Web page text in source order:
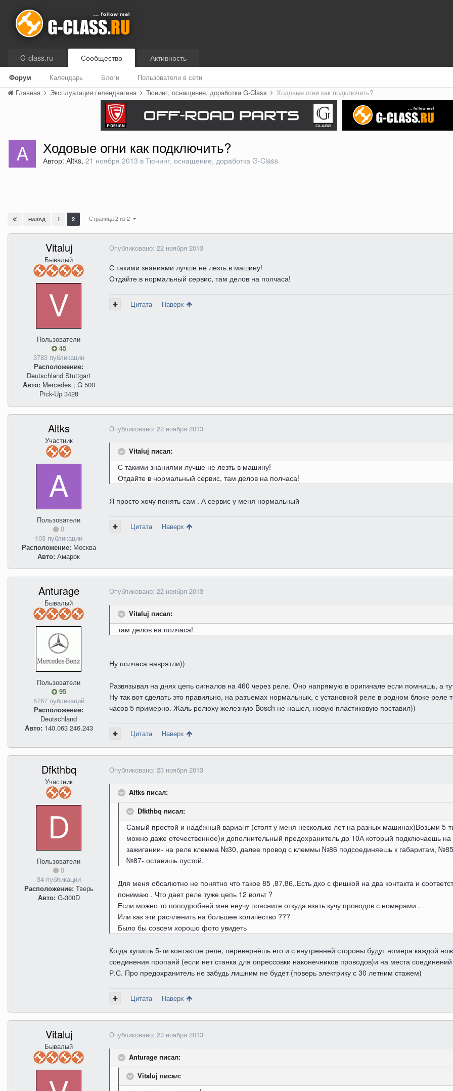
G-class.ru Сообщество
Форум Календарь Блоги Пользователи в сети
Активность
Главная Эксплуатация гелендвагена Тюнинг, оснащение, доработка G-Class Ходовые огни как подключить?
Ходовые огни как подключить?
Автор: Altks, 21 ноября 2013 в Тюнинг, оснащение, доработка G-Class
НАЗАД 1 2 Страница 2 из 2
Vitaluj
Бывалый
Пользователи
45
3783 публикации
Расположение:
Deutschland Stuttgart
Авто:Mercedes ; G 500
Pick-Up 3428
Опубликовано: 22 ноября 2013
С такими знаниями лучше не лезть в машину!
Отдайте в нормальный сервис, там делов на полчаса!
Цитата Наверх
Altks
Участник
Пользователи
0
103 публикации
Расположение:Москва
Авто: Амарок
Опубликовано: 22 ноября 2013
Vitaluj писал:
С такими знаниями лучше не лезть в машину!
Отдайте в нормальный сервис, там делов на полчаса!
Я просто хочу понять сам . А сервис у меня нормальный
Цитата Наверх
Anturage
Бывалый
Пользователи
95
5767 публикаций
Расположение:
Deutschland
Авто:140.063 246.243
Опубликовано: 22 ноября 2013
Vitaluj писал:
там делов на полчаса!
Ну полчаса наврятли))
Развязывал на днях цепь сигналов на 460 через реле. Оно напрямую в оригинале если помнишь, а
Ну так вот сделать это правильно, на разъемах нормальных, с установкой реле в родном блоке реле
часов 5 примерно. Жаль релюху железную Bosch не нашел, новую пластиковую поставил))
Цитата Наверх
Dfkthbq
Участник
Пользователи
0
34 публикации
Расположение:Тверь
Авто:G-300D
Опубликовано: 23 ноября 2013
Altks писал:
Dfkthbq писал:
Самый простой и надёжный вариант (стоят у меня несколько лет на разных машинах)Возьми 5-
можно даже отечественное)и дополнительный предохранитель до 10А который подключаешь
зажигании- на реле клемма №30, далее провод с клеммы №86 подсоединяешь к габаритам,
№87- оставишь пустой.
Для меня обсалютно не понятно что такое 85 ,87,86,.Есть дхо с фишкой на два контакта и
понимаю . Что дает реле туже цепь 12 вольт ?
Если можно то поподробней мне неучу поясните откуда взять кучу проводов с номерами .
Или как эти расчленить на большее количество ???
Было бы совсем хорошо фото увидеть
Когда купишь 5-ти контактое реле, перевернёшь его и с внутренней стороны будут номера каждой
соединения пропаяй (если нет станка для опрессовки наконечников проводов)и на места
Р.С. Про предохранитель не забудь лишним не будет (поверь электрику с 30 летним стажем)
Цитата Наверх
Vitaluj
Бывалый
Опубликовано: 23 ноября 2013
Anturage писал:
Vitaluj писал: